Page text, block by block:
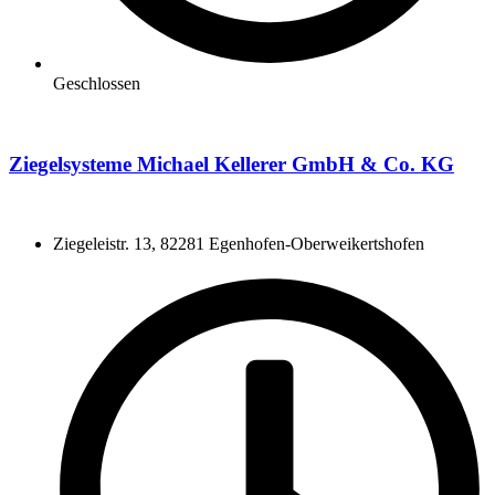
Geschlossen
Ziegelsysteme Michael Kellerer GmbH & Co. KG
Ziegeleistr. 13, 82281 Egenhofen-Oberweikertshofen